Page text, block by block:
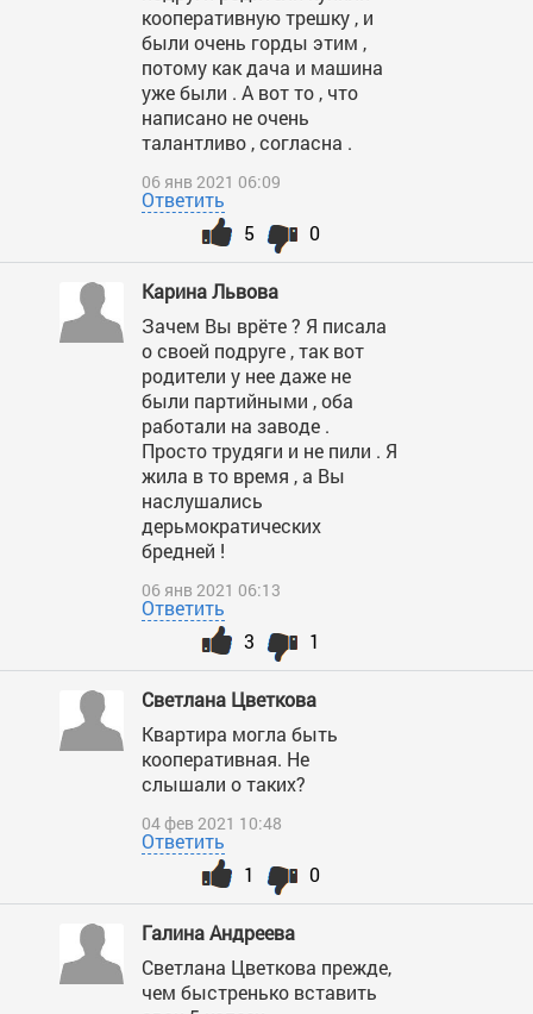
кооперативную трешку , и
были очень горды этим ,
потому как дача и машина
уже были . А вот то , что
написано не очень
талантливо , согласна .
06 янв 2021 06:09
Ответить
0
5
Карина Львова
Зачем Вы врёте ? Я писала
о своей подруге , так вот
родители у нее даже не
были партийными , оба
работали на заводе .
Просто трудяги и не пили . Я
жила в то время , а Вы
наслушались
дерьмократических
бредней !
06 янв 2021 06:13
Ответить
1
3
Светлана Цветкова
Квартира могла быть
кооперативная. Не
слышали о таких?
04 фев 2021 10:48
Ответить
0
1
Галина Андреева
Светлана Цветкова прежде,
чем быстренько вставить